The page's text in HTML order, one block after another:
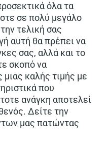
όλα τα
σε πολύ μεγάλο
τελική σας
αυτή θα πρέπει να
σας, αλλά και το
σκοπό να
καλής τιμής με
που
ανάγκη αποτελεί
Δείτε την
μας πατώντας